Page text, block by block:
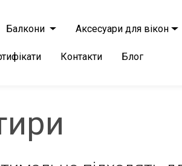
Балкони Аксесуари для вікон
Контакти Блог